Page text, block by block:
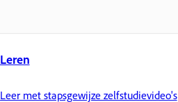
Leren
Leer met stapsgewijze zelfstudievideo's